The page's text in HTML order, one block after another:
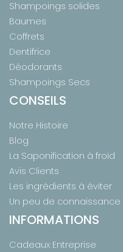
Shampoings solides
Baumes
Coffrets
Dentifrice
Déodorants
Shampoings Secs
CONSEILS
Notre Histoire
Blog
La Saponification à froid
Avis Clients
Les ingrédients à éviter
Un peu de connaissance
INFORMATIONS
Cadeaux Entreprise